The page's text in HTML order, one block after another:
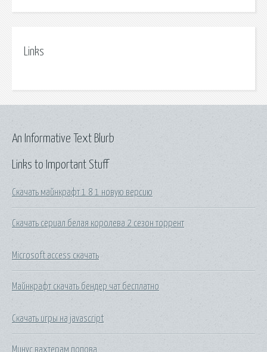
Links
Links to Important Stuff
Скачать майнкрафт 1 8 1 новую версию
Скачать сериал белая королева 2 сезон торрент
Microsoft access скачать
Майнкрафт скачать бендер чат бесплатно
Скачать игры на javascript
Минус вахтерам попова
An Informative Text Blurb